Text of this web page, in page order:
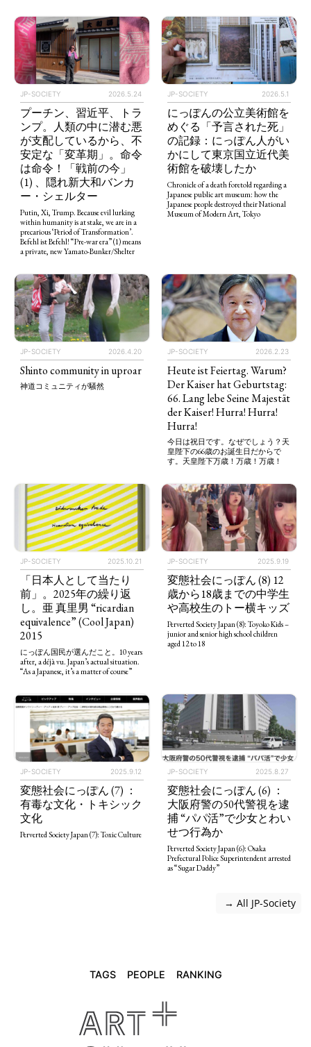
JP-SOCIETY 2026.5.24
プーチン、習近平、トラ
ンプ。人類の中に潜む悪
が支配しているから、不
安定な「変革期」。命令
は命令！「戦前の今」
(1) 、隠れ新大和バンカ
ー・シェルター
Putin, Xi, Trump. Because evil lurking
within humanity is at stake, we are in a
precarious ‘Period of Transformation’.
Befehl ist Befehl! “Pre-war era” (1) means
a private, new Yamato-Bunker/Shelter
JP-SOCIETY 2026.5.1
にっぽんの公立美術館を
めぐる「予言された死」
の記録：にっぽん人がい
かにして東京国立近代美
術館を破壊したか
Chronicle of a death foretold regarding a
Japanese public art museum: how the
Japanese people destroyed their National
Museum of Modern Art, Tokyo
JP-SOCIETY 2026.4.20
Shinto community in uproar
神道コミュニティが騒然
JP-SOCIETY 2026.2.23
Heute ist Feiertag. Warum?
Der Kaiser hat Geburtstag:
66. Lang lebe Seine Majestät
der Kaiser! Hurra! Hurra!
Hurra!
今日は祝日です。なぜでしょう？天
皇陛下の66歳のお誕生日だからで
す。天皇陛下万歳！万歳！万歳！
JP-SOCIETY 2025.10.21
「日本人として当たり
前」。2025年の繰り返
し。亜 真里男 “ricardian
equivalence” (Cool Japan)
2015
にっぽん国民が選んだこと。10 years
after, a déjà vu. Japan’s actual situation.
“As a Japanese, it’s a matter of course”
JP-SOCIETY 2025.9.19
変態社会にっぽん (8) 12
歳から18歳までの中学生
や高校生のトー横キッズ
Perverted Society Japan (8): Toyoko Kids –
junior and senior high school children
aged 12 to 18
JP-SOCIETY 2025.9.12
変態社会にっぽん (7) ：
有毒な文化・トキシック
文化
Perverted Society Japan (7): Toxic Culture
JP-SOCIETY 2025.8.27
変態社会にっぽん (6) ：
大阪府警の50代警視を逮
捕 “パパ活”で少女とわい
せつ行為か
Perverted Society Japan (6): Osaka
Prefectural Police Superintendent arrested
as “Sugar Daddy”
→ All JP-Society
TAGS PEOPLE RANKING